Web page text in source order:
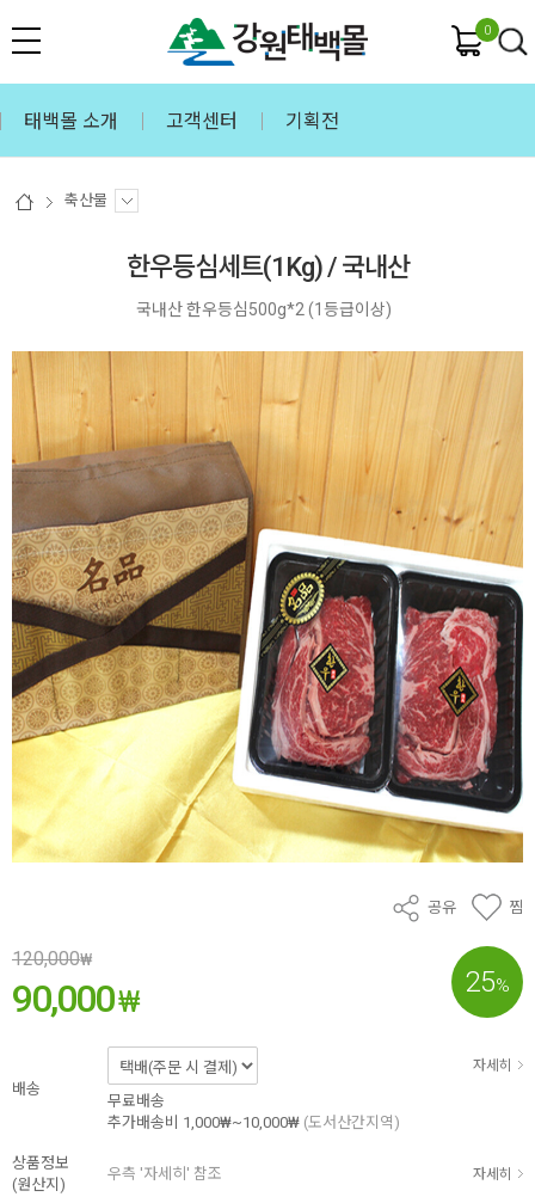
0
태백몰 소개 고객센터 기획전
축산물
한우등심세트(1Kg) / 국내산
국내산 한우등심500g*2 (1등급이상)
공유 찜
25%
120,000₩
90,000₩
배송
자세히
무료배송
추가배송비
1,000₩~10,000₩ (도서산간지역)
상품정보
(원산지)
우측 '자세히' 참조 자세히